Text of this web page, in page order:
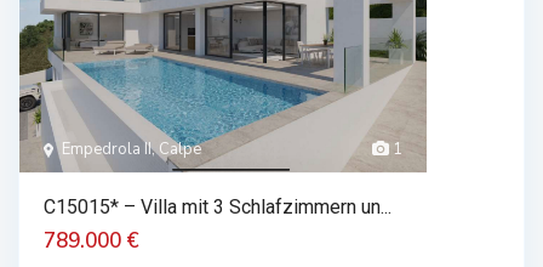
1
Empedrola II, Calpe
C15015* – Villa mit 3 Schlafzimmern un...
789.000 €